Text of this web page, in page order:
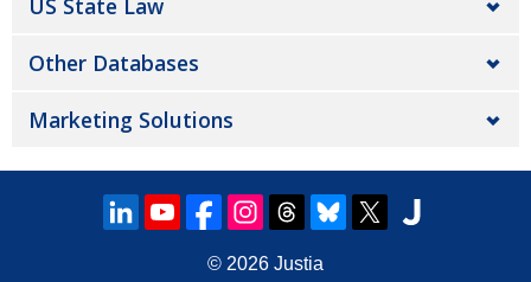
US State Law
Other Databases
Marketing Solutions
© 2026 Justia